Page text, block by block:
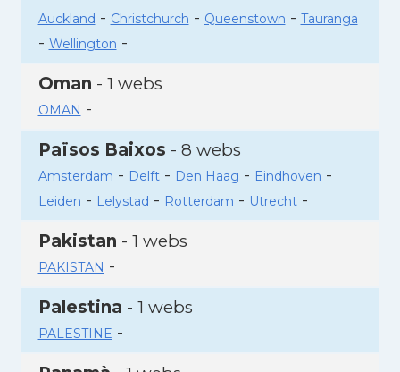
Auckland - Christchurch - Queenstown - Tauranga
- Wellington -
Oman - 1 webs
OMAN -
Països Baixos - 8 webs
Amsterdam - Delft- Den Haag - Eindhoven -
Leiden - Lelystad - Rotterdam - Utrecht-
Pakistan - 1 webs
PAKISTAN -
Palestina - 1 webs
PALESTINE -